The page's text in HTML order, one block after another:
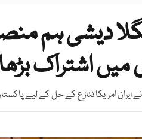
دیشی ہم
اشتراک
ایران امریکا تنازع کے حل کے لیے